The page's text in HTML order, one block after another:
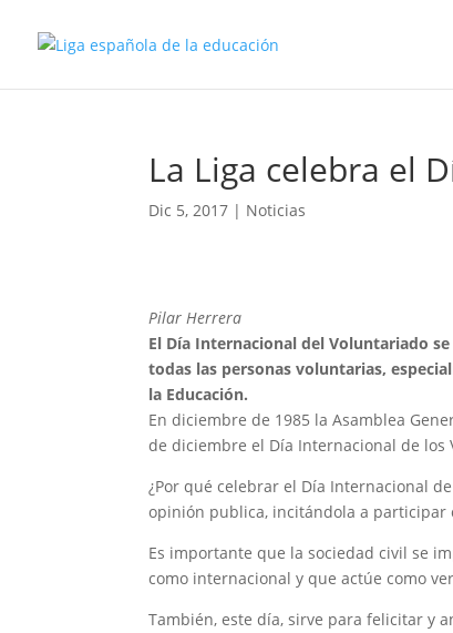
La Liga celebra el
Dic 5, 2017 | Noticias
Pilar Herrera
El Día Internacional del Voluntariado
todas las personas voluntarias,
la Educación.
En diciembre de 1985 la Asamblea
de diciembre el Día Internacional de los
¿Por qué celebrar el Día Internacional
opinión publica, incitándola a participar
Es importante que la sociedad civil se
como internacional y que actúe como
También, este día, sirve para felicitar y